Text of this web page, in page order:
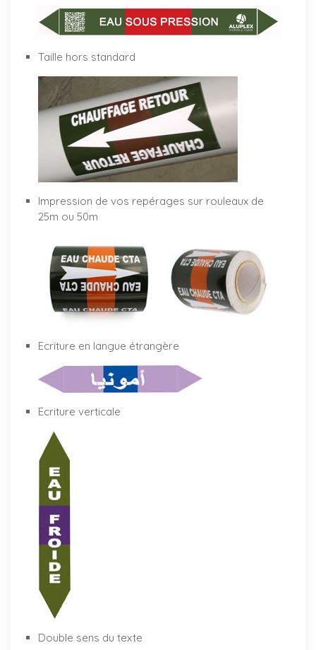
Taille hors standard
Impression de vos repérages sur rouleaux de
25m ou 50m
Ecriture en langue étrangère
Ecriture verticale
Double sens du texte